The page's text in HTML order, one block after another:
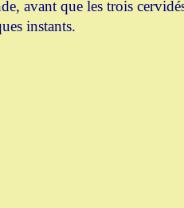
avant que les trois
instants.